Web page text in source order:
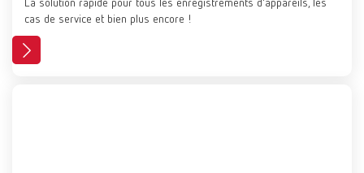
La solution rapide pour tous les enregistrements d'appareils, les
cas de service et bien plus encore !